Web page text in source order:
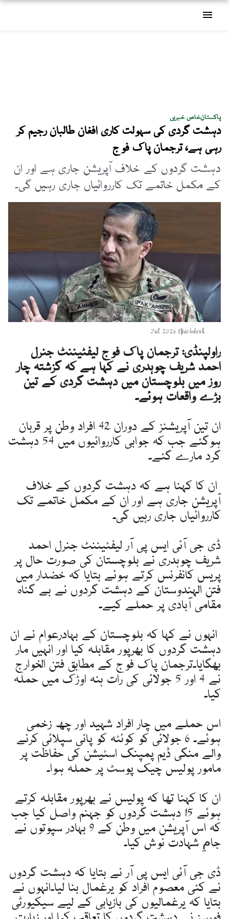
menu
پاکستانخاص خبریں
دہشت گردی کی سہولت کاری افغان طالبان رجیم کر
رہی ہے، ترجمان پاک فوج
دہشت گردوں کے خلاف آپریشن جاری ہے اور ان
کے مکمل خاتمے تک کارروائیاں جاری رہیں گی۔
Webdesk
|
8 Jul 2026
راولپنڈی: ترجمان پاک فوج لیفٹیننٹ جنرل
احمد شریف چوہدری نے کہا ہے کہ گزشتہ چار
روز میں بلوچستان میں دہشت گردی کے تین
بڑے واقعات ہوئے۔
ان تین آپریشنز کے دوران 42 افراد وطن پر قربان
ہوگئے جب کہ جوابی کارروائیوں میں 54 دہشت
گرد مارے گئے۔
ان کا کہنا ہے کہ دہشت گردوں کے خلاف
آپریشن جاری ہے اور ان کے مکمل خاتمے تک
کارروائیاں جاری رہیں گی۔
ڈی جی آئی ایس پی آر لیفٹیننٹ جنرل احمد
شریف چوہدری نے بلوچستان کی صورت حال پر
پریس کانفرنس کرتے ہوئے بتایا کہ خضدار میں
فتن الہندوستان کے دہشت گردوں نے بے گناہ
مقامی آبادی پر حملے کیے۔
انہوں نے کہا کہ بلوچستان کے بہادرعوام نے ان
دہشت گردوں کا بھرپور مقابلہ کیا اور انہیں مار
بھگایا۔ترجمان پاک فوج کے مطابق فتن الخوارج
نے 4 اور 5 جولائی کی رات ہنہ اوڑک میں حملہ
کیا۔
اس حملے میں چار افراد شہید اور چھ زخمی
ہوئے۔ 6 جولائی کو کوئٹہ کو پانی سپلائی کرنے
والے منگی ڈیم پمپنگ اسٹیشن کی حفاظت پر
مامور پولیس چیک پوسٹ پر حملہ ہوا۔
ان کا کہنا تھا کہ پولیس نے بھرپور مقابلہ کرتے
ہوئے 15 دہشت گردوں کو جہنم واصل کیا جب
کہ اس آپریشن میں وطن کے 9 بہادر سپوتوں نے
جامِ شہادت نوش کیا۔
ڈی جی آئی ایس پی آر نے بتایا کہ دہشت گردوں
نے کئی معصوم افراد کو یرغمال بنا لیا۔انہوں نے
بتایا کہ یرغمالیوں کی بازیابی کے لیے سیکیورٹی